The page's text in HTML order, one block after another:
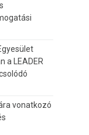
a LEADER
vonatkozó